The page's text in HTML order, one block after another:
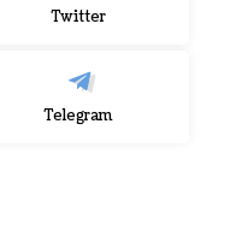
Twitter
Telegram